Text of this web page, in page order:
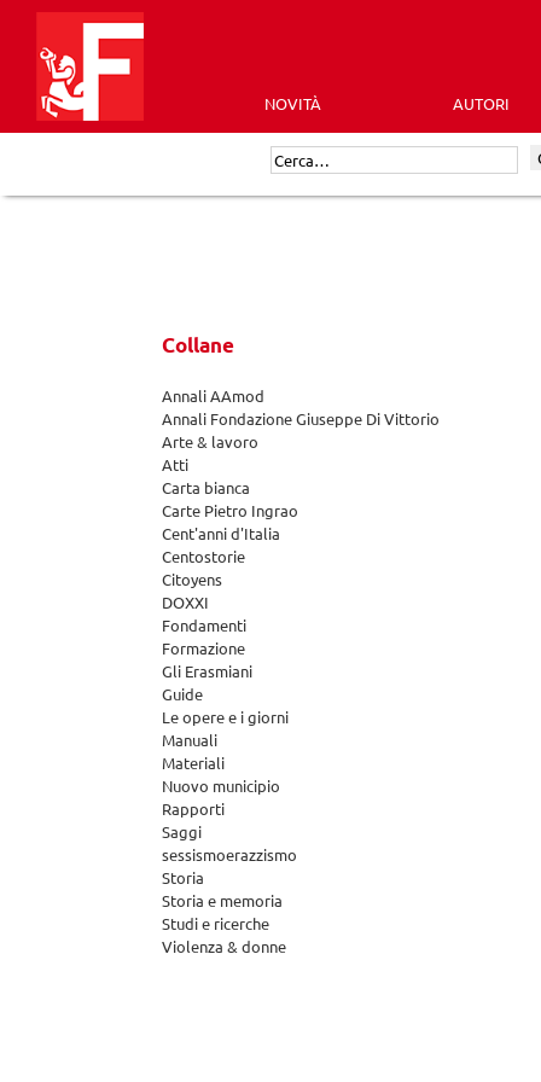
content
Futura
Editrice
NOVITÀ AUTORI
Cerca:
Collane
Annali AAmod
Annali Fondazione Giuseppe Di Vittorio
Arte & lavoro
Atti
Carta bianca
Carte Pietro Ingrao
Cent'anni d'Italia
Centostorie
Citoyens
DOXXI
Fondamenti
Formazione
Gli Erasmiani
Guide
Le opere e i giorni
Manuali
Materiali
Nuovo municipio
Rapporti
Saggi
sessismoerazzismo
Storia
Storia e memoria
Studi e ricerche
Violenza & donne